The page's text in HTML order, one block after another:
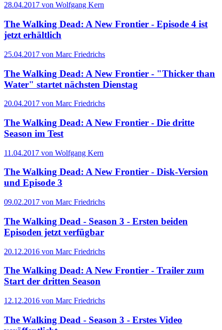
28.04.2017 von Wolfgang Kern
The Walking Dead: A New Frontier - Episode 4 ist
jetzt erhältlich
25.04.2017 von Marc Friedrichs
The Walking Dead: A New Frontier - "Thicker than
Water" startet nächsten Dienstag
20.04.2017 von Marc Friedrichs
The Walking Dead: A New Frontier - Die dritte
Season im Test
11.04.2017 von Wolfgang Kern
The Walking Dead: A New Frontier - Disk-Version
und Episode 3
09.02.2017 von Marc Friedrichs
The Walking Dead - Season 3 - Ersten beiden
Episoden jetzt verfügbar
20.12.2016 von Marc Friedrichs
The Walking Dead: A New Frontier - Trailer zum
Start der dritten Season
12.12.2016 von Marc Friedrichs
The Walking Dead - Season 3 - Erstes Video